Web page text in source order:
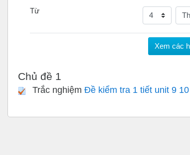
Từ Ngày Tháng
Chủ đề 1
Trắc nghiệm Đề kiểm tra 1 tiết unit 9